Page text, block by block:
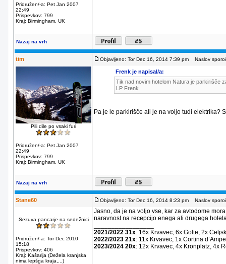
Pridružen/-a: Pet Jan 2007
22:49
Prispevkov: 799
Kraj: Birmingham, UK
Nazaj na vrh
tim Objavljeno: Tor Dec 16, 2014 7:39 pm Naslov
Pili dile po vsaki furi
Pridružen/-a: Pet Jan 2007
22:49
Prispevkov: 799
Kraj: Birmingham, UK
Frenk je napisal/a:
Tik nad novim hotelom Natura je parkirišče
LP Frenk
Pa je le parkirišče ali je na voljo tudi elektrika?
Nazaj na vrh
Stane60 Objavljeno: Tor Dec 16, 2014 8:23 pm Naslov
Sezuva pancarje na sedežnici
Pridružen/-a: Tor Dec 2010
15:18
Prispevkov: 406
Kraj: Kašarija (Dežela kranjska
nima lepšga kraja,...)
Jasno, da je na voljo vse, kar za avtodome
naravnost na recepcijo enega ali drugega
2021/2022 31x: 16x Krvavec, 6x Golte, 2x
2022/2023 21x: 11x Krvavec, 1x Cortina
2023/2024 20x: 12x Krvavec, 4x Kronplatz, 4x